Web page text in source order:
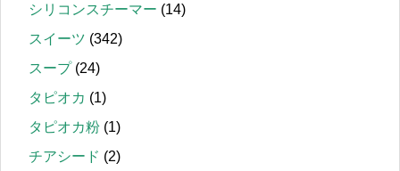
シリコンスチーマー (14)
スイーツ (342)
スープ (24)
タピオカ (1)
タピオカ粉 (1)
チアシード (2)